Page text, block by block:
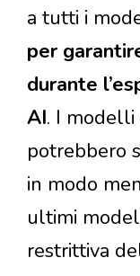
a tutti i
per
durante
AI. I modelli
potrebbero
in modo
ultimi
restrittiva